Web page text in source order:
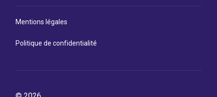
Mentions légales
Politique de confidentialité